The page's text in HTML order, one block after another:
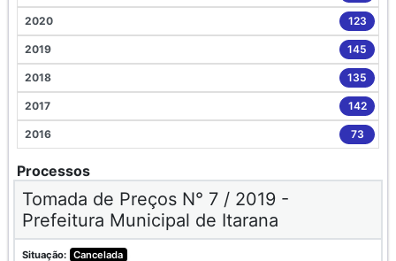
2020 123
2019 145
2018 135
2017 142
2016 73
Processos
Tomada de Preços N° 7 / 2019 -
Prefeitura Municipal de Itarana
Situação: Cancelada